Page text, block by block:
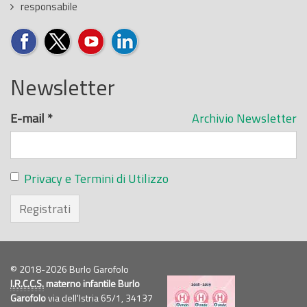
responsabile
Newsletter
Archivio Newsletter
E-mail *
Privacy e Termini di Utilizzo
Registrati
© 2018-2026 Burlo Garofolo
I.R.C.C.S.materno infantile Burlo
Garofolovia dell'Istria 65/1, 34137